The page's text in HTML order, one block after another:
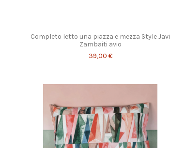
Completo letto una piazza e mezza Style Javi
Zambaiti avio
39,00 €